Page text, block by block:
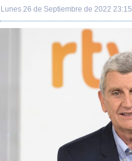
Lunes 26 de Septiembre de 2022 23:15